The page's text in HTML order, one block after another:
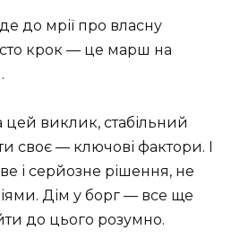
до мрії про власну
крок — це марш на
виклик, стабільний
своє — ключові фактори. І
і серйозне рішення, не
Дім у борг — все ще
до цього розумно.